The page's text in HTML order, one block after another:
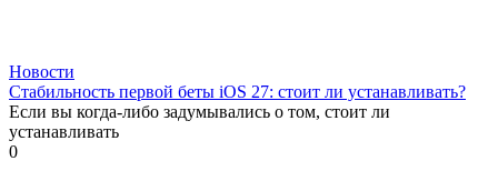
Новости
Стабильность первой беты iOS 27: стоит ли устанавливать?
Если вы когда-либо задумывались о том, стоит ли
устанавливать
0